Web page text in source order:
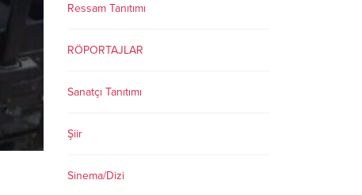
Ressam Tanıtımı
RÖPORTAJLAR
Sanatçı Tanıtımı
Şiir
Sinema/Dizi